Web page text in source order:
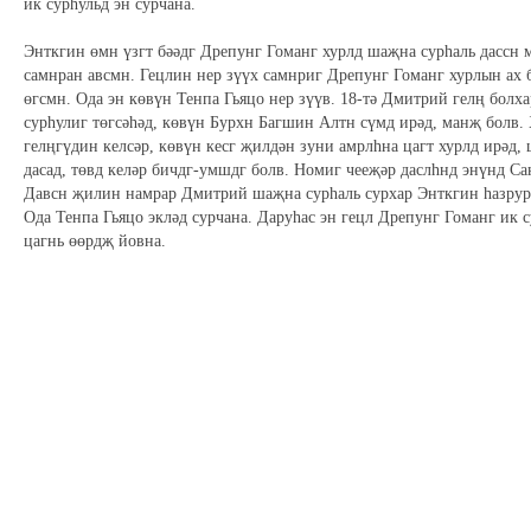
ик сурһульд эн сурчана.
Энткгин өмн үзгт бәәдг Дрепунг Гоманг хурлд шаҗна сурһаль дассн
самнран авсмн. Гецлин нер зүүх самнриг Дрепунг Гоманг хурлын
өгсмн. Ода эн көвүн Тенпа Гьяцо нер зүүв. 18-тә Дмитрий гелң
сурһулиг төгсәһәд, көвүн Бурхн Багшин Алтн сүмд ирәд, манҗ
гелңгүдин келсәр, көвүн кесг җилдән зуни амрлһна цагт хурлд
дасад, төвд келәр бичдг-умшдг болв. Номиг чееҗәр даслһнд энүнд
Давсн җилин намрар Дмитрий шаҗна сурһаль сурхар Энткгин
Ода Тенпа Гьяцо экләд сурчана. Даруһас эн гецл Дрепунг Гоманг ик
цагнь өөрдҗ йовна.